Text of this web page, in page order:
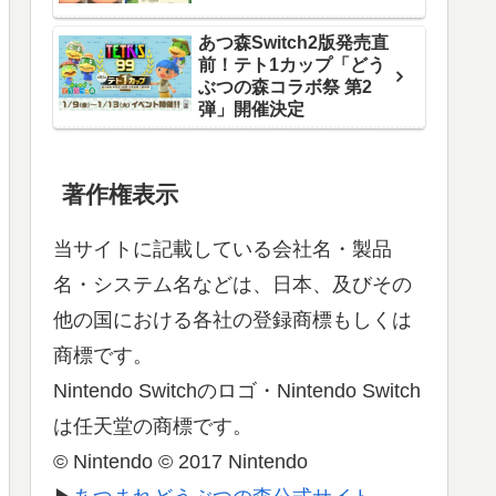
あつ森Switch2版発売直
前！テト1カップ「どう
ぶつの森コラボ祭 第2
弾」開催決定
著作権表示
当サイトに記載している会社名・製品
名・システム名などは、日本、及びその
他の国における各社の登録商標もしくは
商標です。
Nintendo Switchのロゴ・Nintendo Switch
は任天堂の商標です。
© Nintendo © 2017 Nintendo